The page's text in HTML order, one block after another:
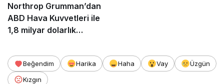
Northrop Grumman’dan
ABD Hava Kuvvetleri ile
1,8 milyar dolarlık
Beğendim Harika Haha Vay
Üzgün
Kızgın